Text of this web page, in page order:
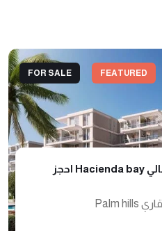
FEATURED
FOR SALE
هاسيندا باي الساحل الشمالي Hacienda bay احجز
شركة بالم هيلز للتطوير العقاري Palm hills